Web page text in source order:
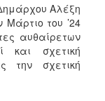
Αλέξη
του ’24
αυθαίρετων
και σχετική
την σχετική